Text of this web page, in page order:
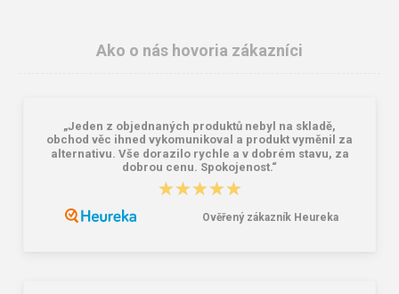
CXS MORIS Kraťasy pánske čierne
13,53 € 14,63 €
Nohavice CXS IRIS, dámske, čierne
20,31 €
Ako o nás hovoria zákazníci
„Jeden z objednaných produktů nebyl na skladě,
obchod věc ihned vykomunikoval a produkt vyměnil za
alternativu. Vše dorazilo rychle a v dobrém stavu, za
dobrou cenu. Spokojenost.“
★★★★★
★★★★★
Ověřený zákazník Heureka